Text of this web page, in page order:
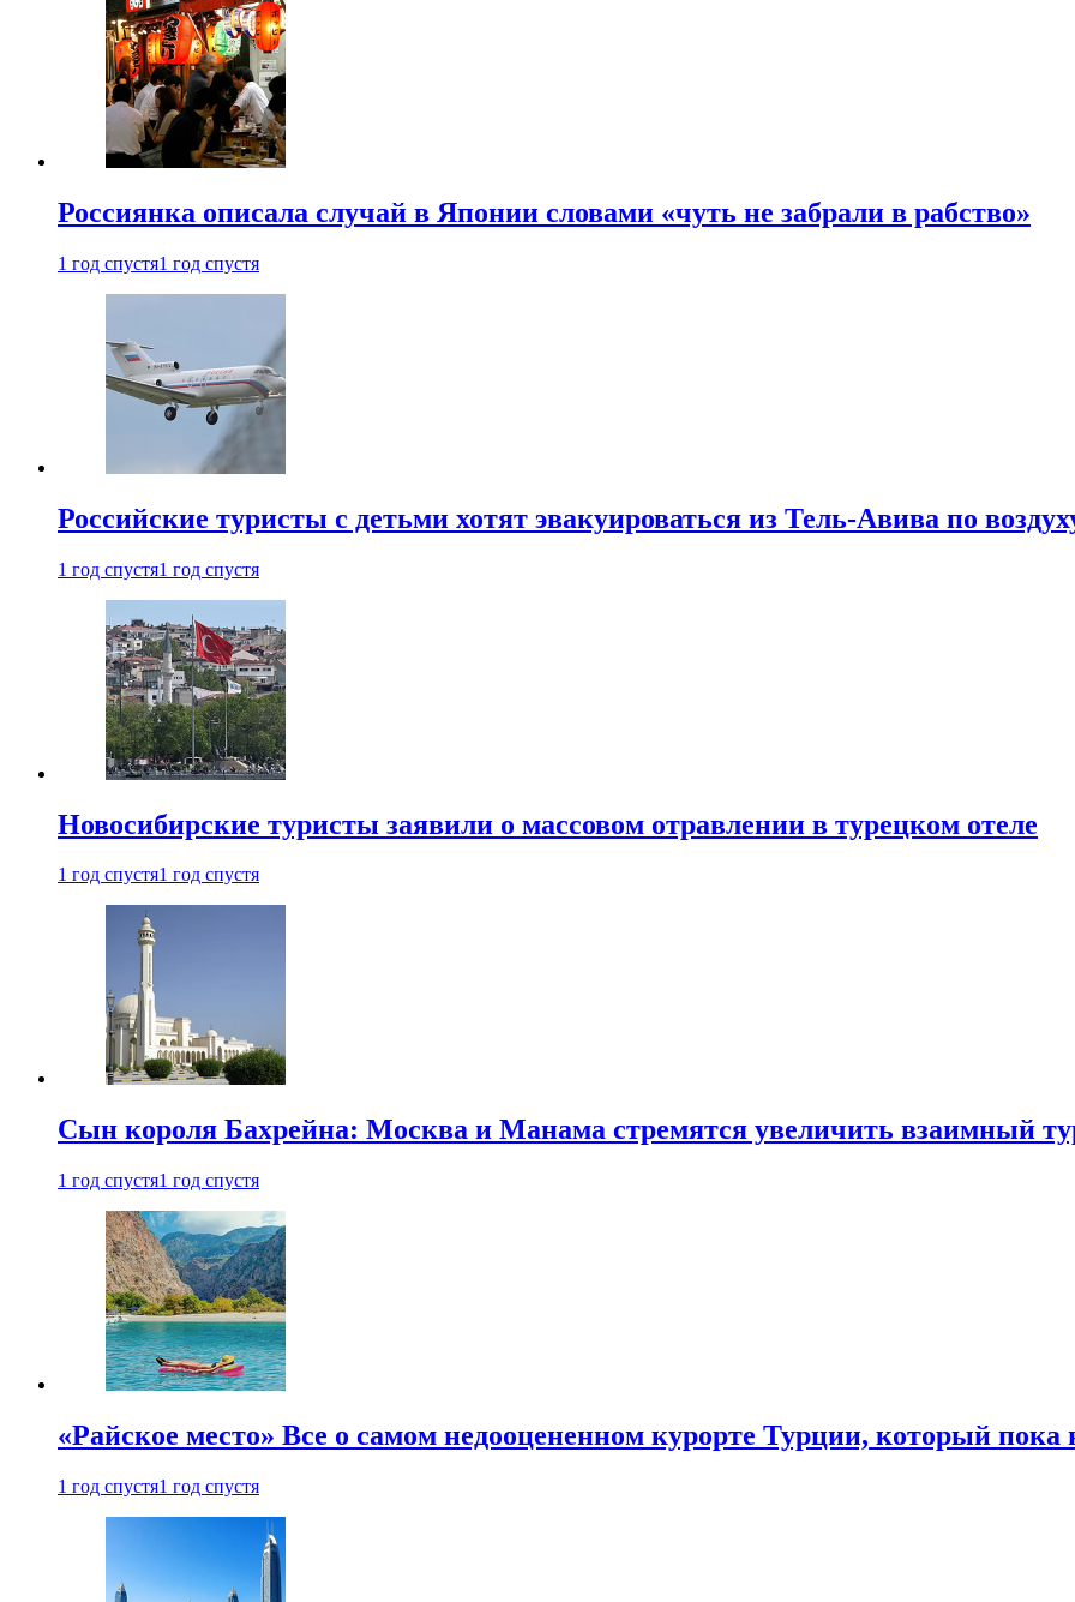
Россиянка описала случай в Японии словами «чуть не забрали в рабство»
1 год спустя1 год спустя
Российские туристы с детьми хотят эвакуироваться из Тель-Авива по
1 год спустя1 год спустя
Новосибирские туристы заявили о массовом отравлении в турецком отеле
1 год спустя1 год спустя
Сын короля Бахрейна: Москва и Манама стремятся увеличить взаимный
1 год спустя1 год спустя
«Райское место» Все о самом недооцененном курорте Турции, который пока
1 год спустя1 год спустя